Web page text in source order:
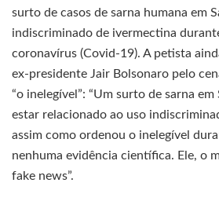
surto de casos de sarna humana em
indiscriminado de ivermectina
coronavírus (Covid-19). A petista
ex-presidente Jair Bolsonaro pelo
“o inelegível”: “Um surto de sarna
estar relacionado ao uso
assim como ordenou o inelegível
nenhuma evidência científica. Ele, o
fake news”.